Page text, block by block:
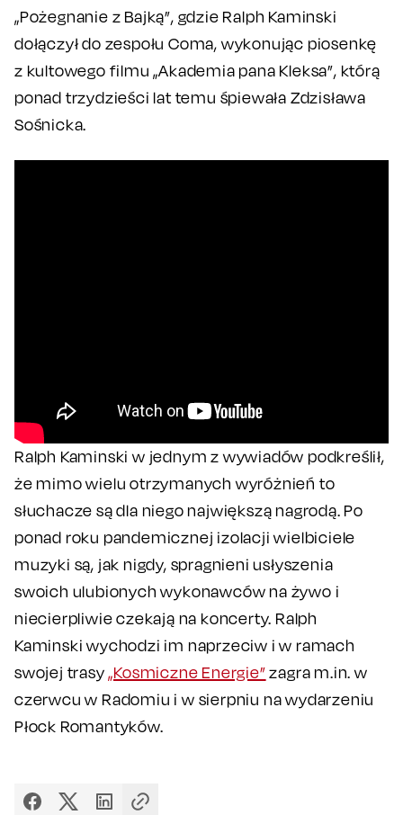
„Pożegnanie z Bajką”, gdzie Ralph Kaminski
dołączył do zespołu Coma, wykonując piosenkę
z kultowego filmu „Akademia pana Kleksa”, którą
ponad trzydzieści lat temu śpiewała Zdzisława
Sośnicka.
Ralph Kaminski w jednym z wywiadów podkreślił,
że mimo wielu otrzymanych wyróżnień to
słuchacze są dla niego największą nagrodą. Po
ponad roku pandemicznej izolacji wielbiciele
muzyki są, jak nigdy, spragnieni usłyszenia
swoich ulubionych wykonawców na żywo i
niecierpliwie czekają na koncerty. Ralph
Kaminski wychodzi im naprzeciw i w ramach
swojej trasy„Kosmiczne Energie”zagra m.in. w
czerwcu w Radomiu i w sierpniu na wydarzeniu
Płock Romantyków.